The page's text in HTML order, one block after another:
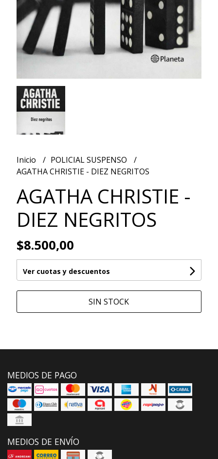
Inicio
POLICIAL SUSPENSO
AGATHA CHRISTIE - DIEZ NEGRITOS
AGATHA CHRISTIE -
DIEZ NEGRITOS
$8.500,00
Ver cuotas y descuentos
SIN STOCK
MEDIOS DE PAGO
MEDIOS DE ENVÍO